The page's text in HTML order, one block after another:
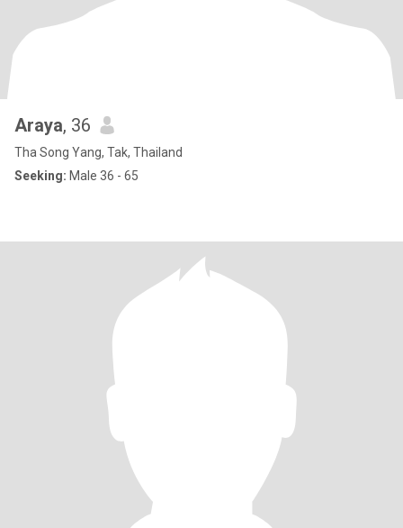
Araya, 36
Tha Song Yang, Tak, Thailand
Seeking: Male 36 - 65